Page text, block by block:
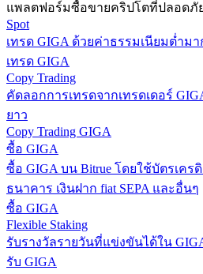
แพลตฟอร์มซื้อขายคริปโตที่ปลอดภั
Spot
เทรด GIGA ด้วยค่าธรรมเนียมต่ำมา
เทรด GIGA
Copy Trading
คัดลอกการเทรดจากเทรดเดอร์
ยาว
Copy Trading GIGA
ซื้อ GIGA
ซื้อ GIGA บน Bitrue โดยใช้บัตรเคร
ธนาคาร เงินฝาก fiat SEPA และอื่นๆ
ซื้อ GIGA
Flexible Staking
รับรางวัลรายวันที่แข่งขันได้ใน
รับ GIGA